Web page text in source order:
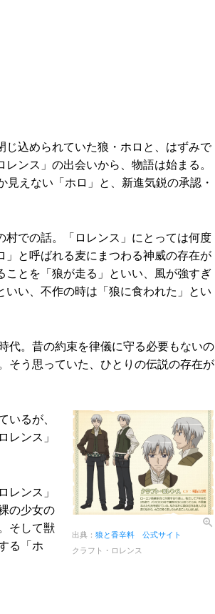
込められていた狼・ホロと、はずみで
ンス」の出会いから、物語は始まる。
えない「ホロ」と、新進気鋭の承認・
村での話。「ロレンス」にとっては何度
と呼ばれる麦にまつわる神威の存在が
とを「狼が走る」といい、風が強すぎ
い、不作の時は「狼に食われた」とい
代。昔の約束を律儀に守る必要もないの
う思っていた、ひとりの伝説の存在が
出典： 狼と香辛料 公式サイト
クラフト・ロレンス
いるが、
レンス」
レンス」
の少女の
そして獣
る「ホ